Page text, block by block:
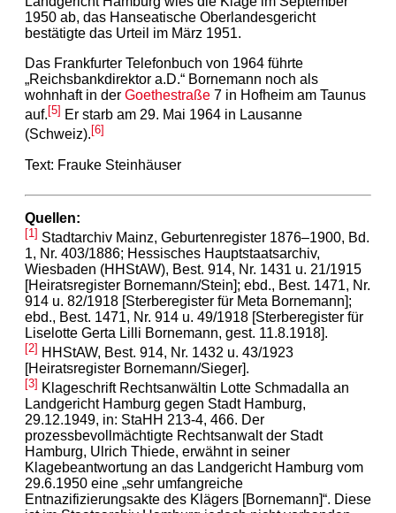
1950 ab, das Hanseatische Oberlandesgericht
bestätigte das Urteil im März 1951.
Das Frankfurter Telefonbuch von 1964 führte
„Reichsbankdirektor a.D.“ Bornemann noch als
wohnhaft in der Goethestraße 7 in Hofheim am Taunus
auf. [5] Er starb am 29. Mai 1964 in Lausanne
(Schweiz). [6]
Text: Frauke Steinhäuser
Quellen:
[1] Stadtarchiv Mainz, Geburtenregister 1876–1900, Bd.
1, Nr. 403/1886; Hessisches Hauptstaatsarchiv,
Wiesbaden (HHStAW), Best. 914, Nr. 1431 u. 21/1915
[Heiratsregister Bornemann/Stein]; ebd., Best. 1471, Nr.
914 u. 82/1918 [Sterberegister für Meta Bornemann];
ebd., Best. 1471, Nr. 914 u. 49/1918 [Sterberegister für
Liselotte Gerta Lilli Bornemann, gest. 11.8.1918].
[2] HHStAW, Best. 914, Nr. 1432 u. 43/1923
[Heiratsregister Bornemann/Sieger].
[3] Klageschrift Rechtsanwältin Lotte Schmadalla an
Landgericht Hamburg gegen Stadt Hamburg,
29.12.1949, in: StaHH 213-4, 466. Der
prozessbevollmächtigte Rechtsanwalt der Stadt
Hamburg, Ulrich Thiede, erwähnt in seiner
Klagebeantwortung an das Landgericht Hamburg vom
29.6.1950 eine „sehr umfangreiche
Entnazifizierungsakte des Klägers [Bornemann]“. Diese